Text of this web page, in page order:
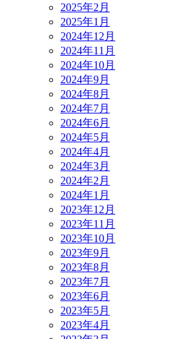
2025年2月
2025年1月
2024年12月
2024年11月
2024年10月
2024年9月
2024年8月
2024年7月
2024年6月
2024年5月
2024年4月
2024年3月
2024年2月
2024年1月
2023年12月
2023年11月
2023年10月
2023年9月
2023年8月
2023年7月
2023年6月
2023年5月
2023年4月